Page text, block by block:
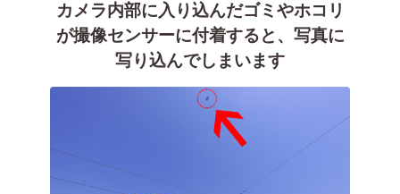
カメラ内部に入り込んだゴミやホコリ
が撮像センサーに付着すると、写真に
写り込んでしまいます